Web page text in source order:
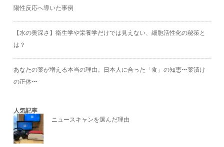
陽性反応へ導いた事例
【水の奥深さ】衛生学や栄養学だけでは見えない、細胞活性化の秘策と
は？
あなたの薬が増える本当の理由。日本人に合った「食」の知恵〜薬漬け
の正体〜
人気記事
ニュースキャンを選んだ理由